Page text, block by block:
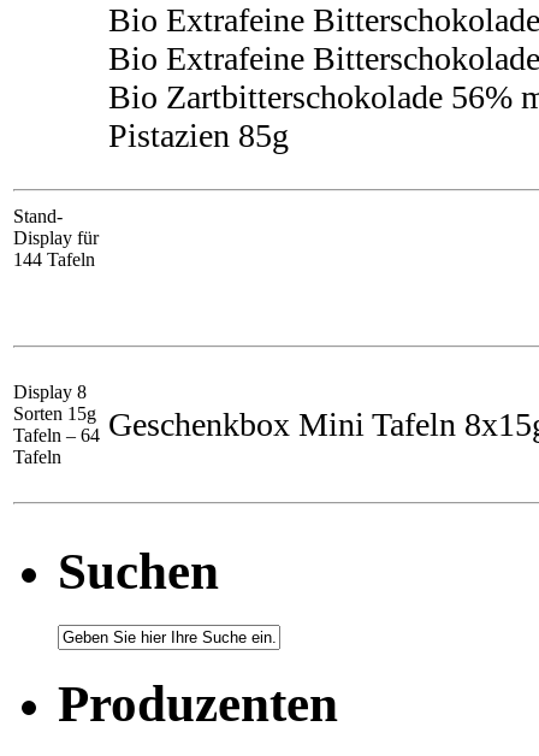
Bio Extrafeine
Bio Extrafeine
Bio Zartbitterschokolade 56%
Pistazien 85g
Stand-
Display für
144 Tafeln
Display 8
Sorten 15g
Tafeln – 64
Tafeln
Geschenkbox Mini Tafeln
Suchen
Produzenten